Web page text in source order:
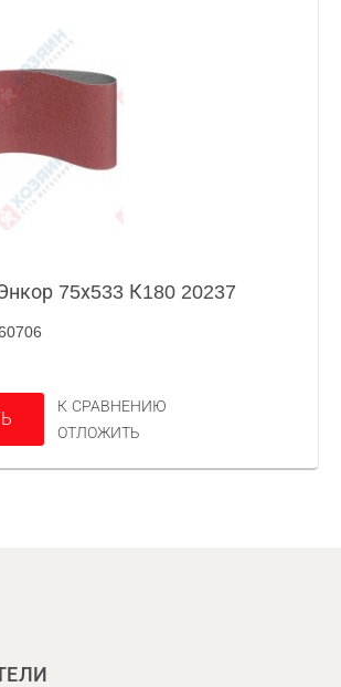
75х533 К180 20237
К СРАВНЕНИЮ
ОТЛОЖИТЬ